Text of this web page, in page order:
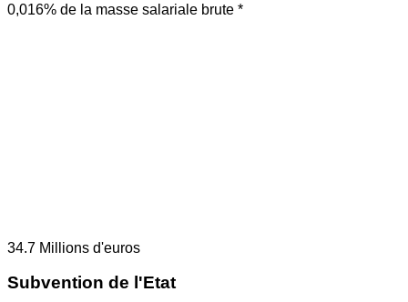
0,016% de la masse salariale brute *
34.7 Millions d'euros
Subvention de l'Etat